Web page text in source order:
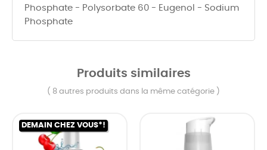
Phosphate - Polysorbate 60 - Eugenol - Sodium
Phosphate
Produits similaires
( 8 autres produits dans la même catégorie )
DEMAIN CHEZ VOUS*!